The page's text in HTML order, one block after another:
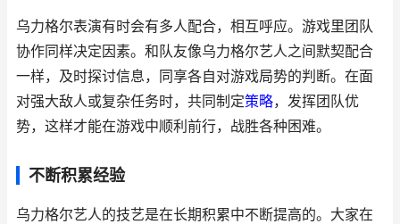
乌力格尔表演有时会有多人配合，相互呼应。游戏里团队
协作同样决定因素。和队友像乌力格尔艺人之间默契配合
一样，及时探讨信息，同享各自对游戏局势的判断。在面
对强大敌人或复杂任务时，共同制定策略，发挥团队优
势，这样才能在游戏中顺利前行，战胜各种困难。
不断积累经验
乌力格尔艺人的技艺是在长期积累中不断提高的。大家在